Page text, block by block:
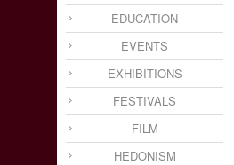
EDUCATION
EVENTS
EXHIBITIONS
FESTIVALS
FILM
HEDONISM